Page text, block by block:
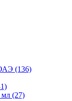
(136)
мл (27)